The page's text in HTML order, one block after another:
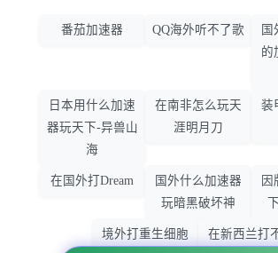
番茄加速器 QQ海外听不了歌
国
的
日本用什么加速
器玩天下-异兽山
海
在南非怎么玩天
涯明月刀
装
在国外打Dream
国外什么加速器
玩暗黑破坏神
因
境外打重生细胞
在新西兰打